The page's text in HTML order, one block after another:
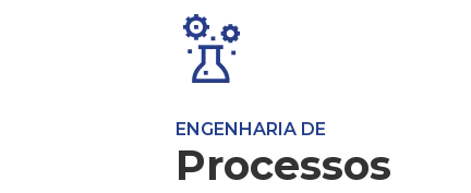
ENGENHARIA DE
Processos